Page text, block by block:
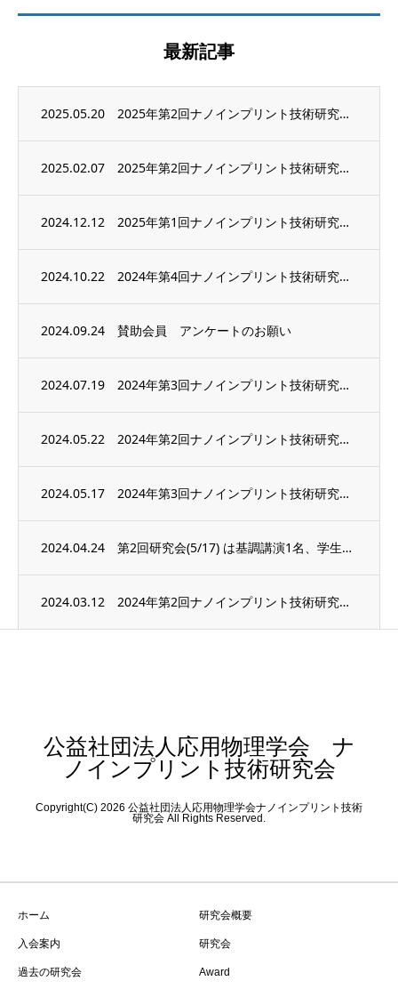
最新記事
2025.05.20 2025年第2回ナノインプリント技術研究会 Student Poster Award受...
2025.02.07 2025年第2回ナノインプリント技術研究会は5月16日（金）に KFC Hall�...
2024.12.12 2025年第1回ナノインプリント技術研究会のご案内を送りました。
2024.10.22 2024年第4回ナノインプリント技術研究会の件
2024.09.24 賛助会員 アンケートのお願い
2024.07.19 2024年第3回ナノインプリント技術研究会の概要が決まりました
2024.05.22 2024年第2回ナノインプリント技術研究会 Student Poster Award受...
2024.05.17 2024年第3回ナノインプリント技術研究会は9月13日に開催いたします
2024.04.24 第2回研究会(5/17) は基調講演1名、学生発表8名、ポスター展示7社になりました
2024.03.12 2024年第2回ナノインプリント技術研究会の概要が決まりました。
公益社団法人応用物理学会 ナ
ノインプリント技術研究会
Copyright(C) 2026 公益社団法人応用物理学会ナノインプリント技術
研究会 All Rights Reserved.
ホーム 研究会概要
入会案内 研究会
過去の研究会 Award